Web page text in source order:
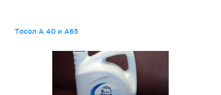
Тосол А 40 и А65